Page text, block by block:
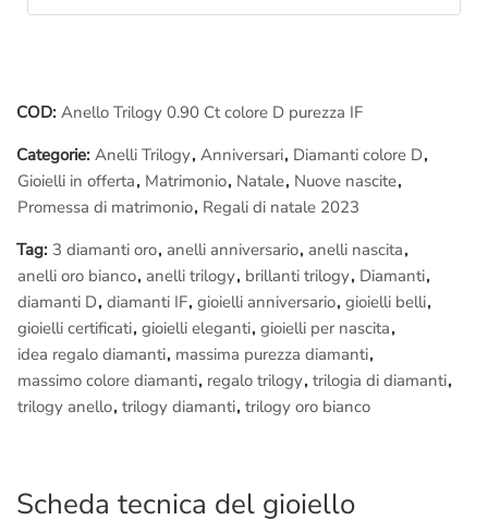
anche assistere in diretta alle fasi della lavorazione del tuo
lavoro, lo seguirai passo passo nelle fasi dellalavorazione
spiegherà tutto, sarà un’esperienza indimenticabile.
materiale fotografico al tuoregalolo renderà senza dubbio
unico, inimitabile..
Raggiungerci è facilissimo:
Ci troviamo a pochi passi daPiazza di Spagna, nel cuore
storico di Roma. Se vieni da fuori Romapuoi arrivare
comodamente allastazione Terminie da lì prendere la metro
ritorno in giornata
” e assistono in diretta alla lavorazione del
COD: Anello Trilogy 0.90 Ct colore D purezza IF
Categorie: Anelli Trilogy, Anniversari, Diamanti colore D,
Gioielli in offerta, Matrimonio, Natale, Nuove nascite,
Promessa di matrimonio, Regali di natale 2023
Tag: 3 diamanti oro, anelli anniversario, anelli nascita,
anelli oro bianco, anelli trilogy, brillanti trilogy, Diamanti,
diamanti D, diamanti IF, gioielli anniversario, gioielli belli,
gioielli certificati, gioielli eleganti, gioielli per nascita,
idea regalo diamanti, massima purezza diamanti,
massimo colore diamanti, regalo trilogy, trilogia di diamanti,
trilogy anello, trilogy diamanti, trilogy oro bianco
Scheda tecnica del gioiello